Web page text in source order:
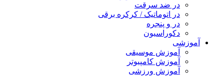
در ضد سرقت
در اتوماتیک / کرکره برقی
در و پنجره
دکوراسیون
آموزشی
آموزش موسیقی
آموزش کامپیوتر
آموزش ورزشی